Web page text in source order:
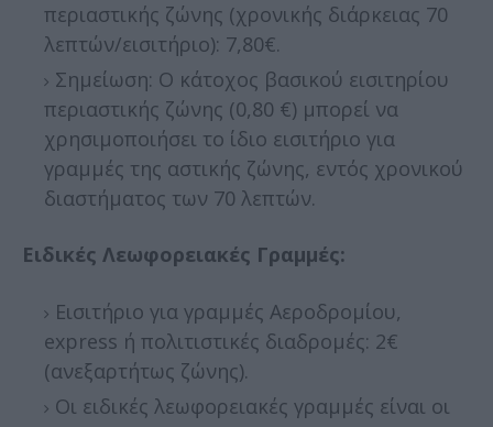
περιαστικής ζώνης (χρονικής διάρκειας 70
λεπτών/εισιτήριο): 7,80€.
Σημείωση: Ο κάτοχος βασικού εισιτηρίου
περιαστικής ζώνης (0,80 €) μπορεί να
χρησιμοποιήσει το ίδιο εισιτήριο για
γραμμές της αστικής ζώνης, εντός χρονικού
διαστήματος των 70 λεπτών.
Ειδικές Λεωφορειακές Γραμμές:
Εισιτήριο για γραμμές Αεροδρομίου,
express ή πολιτιστικές διαδρομές: 2€
(ανεξαρτήτως ζώνης).
Οι ειδικές λεωφορειακές γραμμές είναι οι